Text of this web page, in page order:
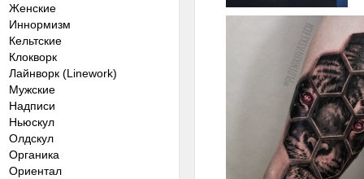
Женские
Иннормизм
Кельтские
Клокворк
Лайнворк (Linework)
Мужские
Надписи
Ньюскул
Олдскул
Органика
Ориентал